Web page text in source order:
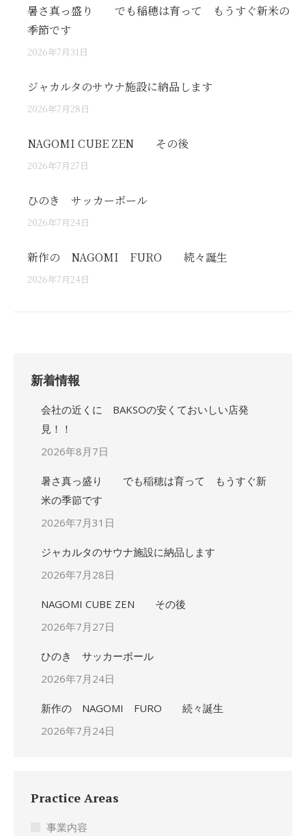
暑さ真っ盛り でも稲穂は育って もうすぐ新米の
季節です
2026年7月31日
ジャカルタのサウナ施設に納品します
2026年7月28日
NAGOMI CUBE ZEN その後
2026年7月27日
ひのき サッカーボール
2026年7月24日
新作の NAGOMI FURO 続々誕生
2026年7月24日
新着情報
会社の近くに BAKSOの安くておいしい店発
見！！
2026年8月7日
暑さ真っ盛り でも稲穂は育って もうすぐ新
米の季節です
2026年7月31日
ジャカルタのサウナ施設に納品します
2026年7月28日
NAGOMI CUBE ZEN その後
2026年7月27日
ひのき サッカーボール
2026年7月24日
新作の NAGOMI FURO 続々誕生
2026年7月24日
Practice Areas
事業内容